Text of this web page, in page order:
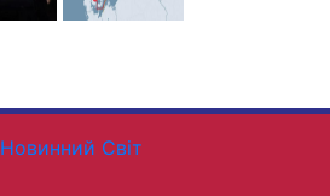
Новинний Світ